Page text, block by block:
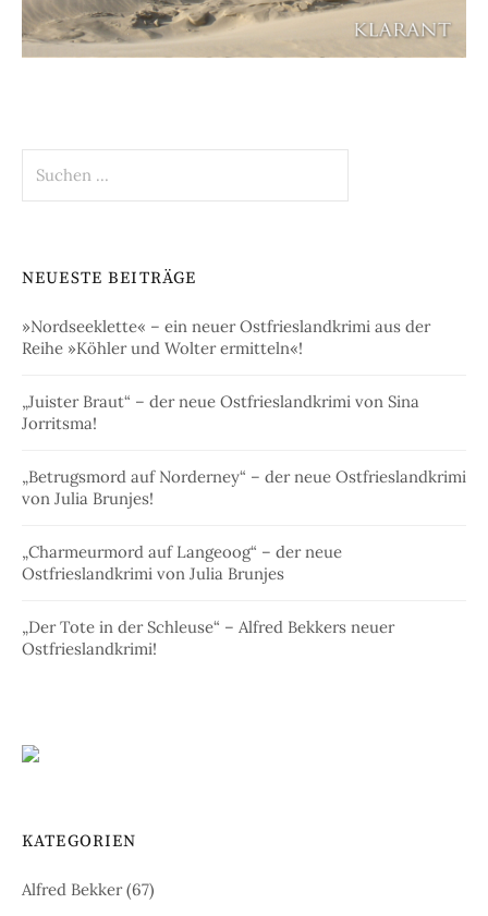
nach:
NEUESTE BEITRÄGE
»Nordseeklette« – ein neuer Ostfrieslandkrimi aus der
Reihe »Köhler und Wolter ermitteln«!
„Juister Braut“ – der neue Ostfrieslandkrimi von Sina
Jorritsma!
„Betrugsmord auf Norderney“ – der neue Ostfrieslandkrimi
von Julia Brunjes!
„Charmeurmord auf Langeoog“ – der neue
Ostfrieslandkrimi von Julia Brunjes
„Der Tote in der Schleuse“ – Alfred Bekkers neuer
Ostfrieslandkrimi!
KATEGORIEN
Alfred Bekker(67)